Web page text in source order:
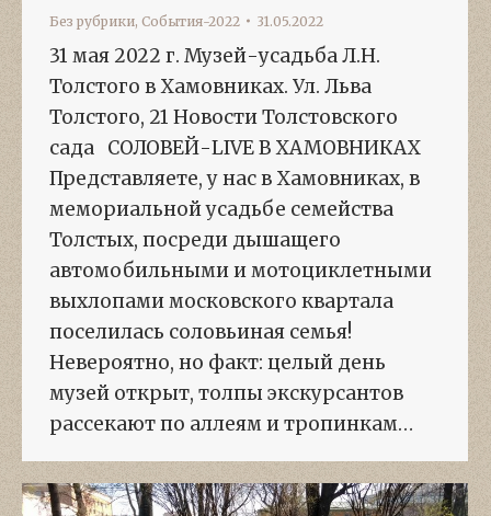
Без рубрики, События-2022 31.05.2022
31 мая 2022 г. Музей-усадьба Л.Н.
Толстого в Хамовниках. Ул. Льва
Толстого, 21 Новости Толстовского
сада СОЛОВЕЙ-LIVE В ХАМОВНИКАХ
Представляете, у нас в Хамовниках, в
мемориальной усадьбе семейства
Толстых, посреди дышащего
автомобильными и мотоциклетными
выхлопами московского квартала
поселилась соловьиная семья!
Невероятно, но факт: целый день
музей открыт, толпы экскурсантов
рассекают по аллеям и тропинкам…